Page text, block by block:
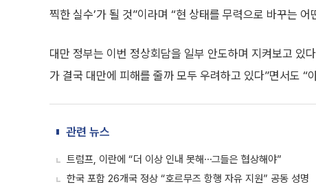
찍한 실수’가 될 것”이라며 “현 상태를 무력으로 바꾸는
대만 정부는 이번 정상회담을 일부 안도하며 지켜보고 있
가 결국 대만에 피해를 줄까 모두 우려하고 있다”면서도
관련 뉴스
트럼프, 이란에 “더 이상 인내 못해⋯그들은 협상해야”
한국 포함 26개국 정상 “호르무즈 항행 자유 지원” 공동 성명